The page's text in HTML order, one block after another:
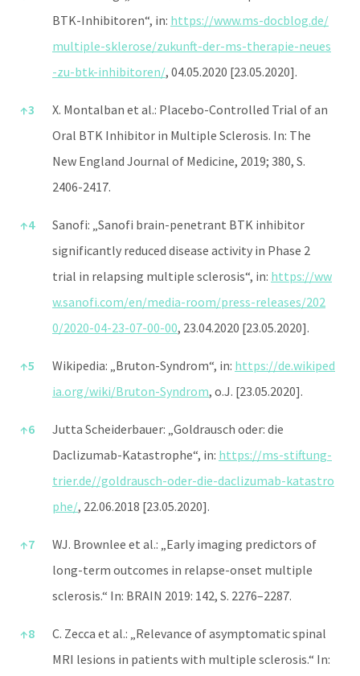
BTK-Inhibitoren“, in: https://www.ms-docblog.de/
multiple-sklerose/zukunft-der-ms-therapie-neues
-zu-btk-inhibitoren/, 04.05.2020 [23.05.2020].
↑3
X. Montalban et al.: Placebo-Controlled Trial of an
Oral BTK Inhibitor in Multiple Sclerosis. In: The
New England Journal of Medicine, 2019; 380, S.
2406-2417.
↑4
Sanofi: „Sanofi brain-penetrant BTK inhibitor
significantly reduced disease activity in Phase 2
trial in relapsing multiple sclerosis“, in: https://ww
w.sanofi.com/en/media-room/press-releases/202
0/2020-04-23-07-00-00, 23.04.2020 [23.05.2020].
↑5 Wikipedia: „Bruton-Syndrom“, in: https://de.wikiped
ia.org/wiki/Bruton-Syndrom, o.J. [23.05.2020].
↑6
Jutta Scheiderbauer: „Goldrausch oder: die
Daclizumab-Katastrophe“, in: https://ms-stiftung-
trier.de//goldrausch-oder-die-daclizumab-katastro
phe/, 22.06.2018 [23.05.2020].
↑7
WJ. Brownlee et al.: „Early imaging predictors of
long-term outcomes in relapse-onset multiple
sclerosis.“ In: BRAIN 2019: 142, S. 2276–2287.
↑8
C. Zecca et al.: „Relevance of asymptomatic spinal
MRI lesions in patients with multiple sclerosis.“ In: